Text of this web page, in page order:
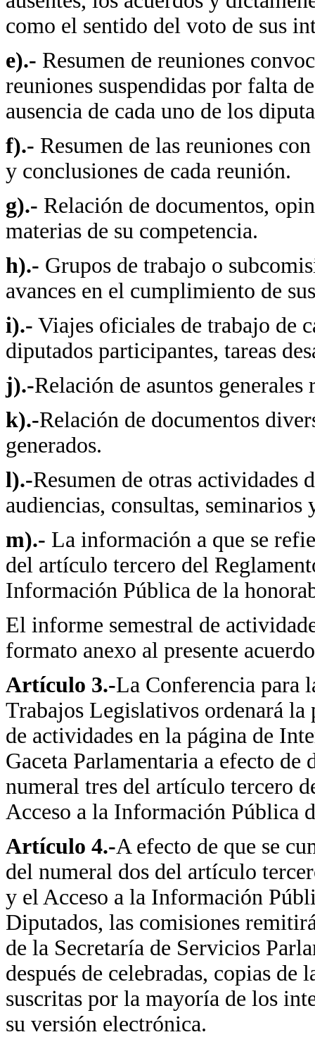
como el sentido del voto de sus
e).- Resumen de reuniones
reuniones suspendidas por falta
ausencia de cada uno de los
f).- Resumen de las reuniones
y conclusiones de cada reunión.
g).- Relación de documentos,
materias de su competencia.
h).- Grupos de trabajo o
avances en el cumplimiento de
i).- Viajes oficiales de trabajo de
diputados participantes, tareas
j).-Relación de asuntos generales
k).-Relación de documentos
generados.
l).-Resumen de otras actividades
audiencias, consultas, seminarios
m).- La información a que se
del artículo tercero del
Información Pública de la
El informe semestral de
formato anexo al presente
Artículo 3.-La Conferencia para
Trabajos Legislativos ordenará
de actividades en la página de
Gaceta Parlamentaria a efecto
numeral tres del artículo tercero
Acceso a la Información Pública
Artículo 4.-A efecto de que se
del numeral dos del artículo
y el Acceso a la Información
Diputados, las comisiones
de la Secretaría de Servicios
después de celebradas, copias de
suscritas por la mayoría de los
su versión electrónica.